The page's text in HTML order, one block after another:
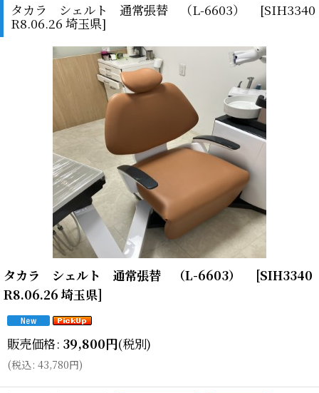
タカラ シェルト 通常張替 （L-6603） [SIH3340
R8.06.26 埼玉県]
タカラ シェルト 通常張替 （L-6603） [SIH3340
R8.06.26 埼玉県]
販売価格: 39,800円(税別)
(税込: 43,780円)